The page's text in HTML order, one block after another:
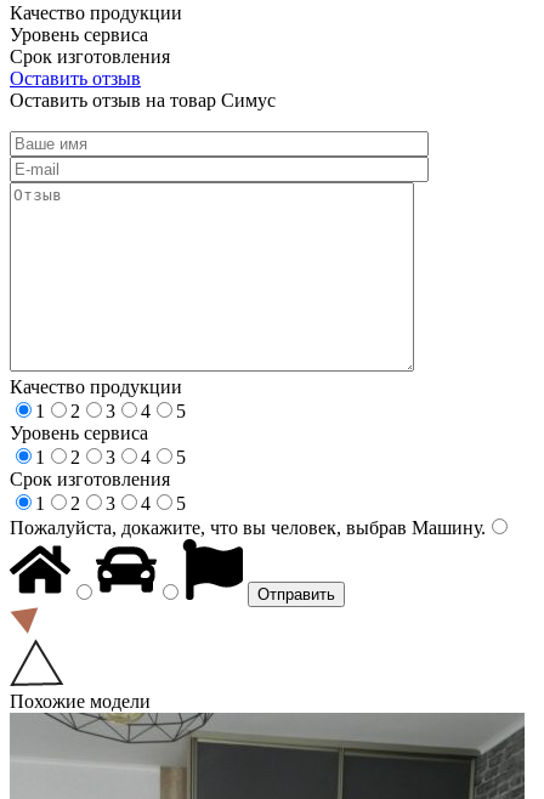
Качество продукции
Уровень сервиса
Срок изготовления
Оставить отзыв
Оставить отзыв на товар Симус
Качество продукции
1
2 3 4
5
Уровень сервиса
1
2 3 4
5
Срок изготовления
1
2 3 4
5
Пожалуйста, докажите, что вы человек, выбрав Машину.
Похожие модели